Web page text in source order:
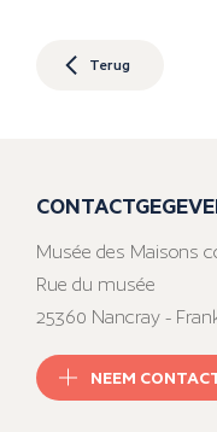
Terug
Musée des Maisons
Rue du musée
25360 Nancray -
NEEM